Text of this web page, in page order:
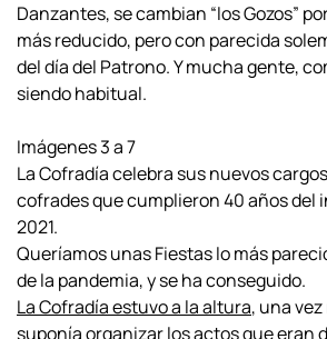
Danzantes, se cambian “los Gozos”
más reducido, pero con parecida
del día del Patrono. Y mucha gente,
siendo habitual.
Imágenes 3 a 7
La Cofradía celebra sus nuevos
cofrades que cumplieron 40 años del
2021.
Queríamos unas Fiestas lo más
de la pandemia, y se ha conseguido.
La Cofradía estuvo a la altura, una
suponía organizar los actos que eran